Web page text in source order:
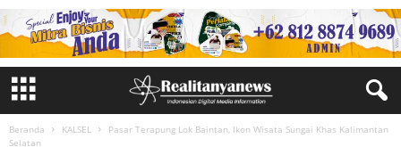
Beranda KALSEL
Pasar Terapung Lok Baintan, Ikon Wisata Sungai Khas Kalimantan
Selatan